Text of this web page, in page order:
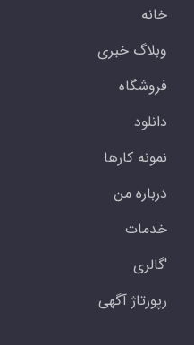
خانه
وبلاگ خبری
فروشگاه
دانلود
نمونه کارها
درباره من
خدمات
'گالری
رپورتاژ آگهی